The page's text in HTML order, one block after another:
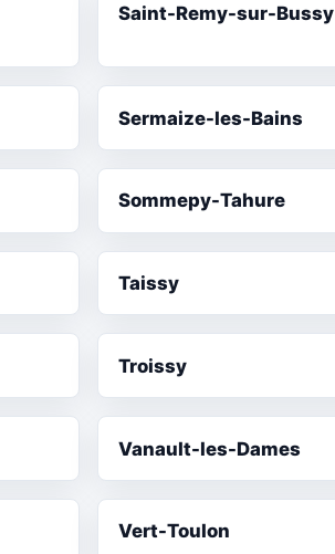
Saint-Remy-sur-Bussy
Sermaize-les-Bains
Sommepy-Tahure
Taissy
Troissy
Vanault-les-Dames
Vert-Toulon